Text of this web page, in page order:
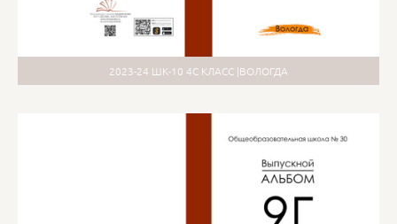
2023-24 ШК-10 4С КЛАСС |ВОЛОГДА